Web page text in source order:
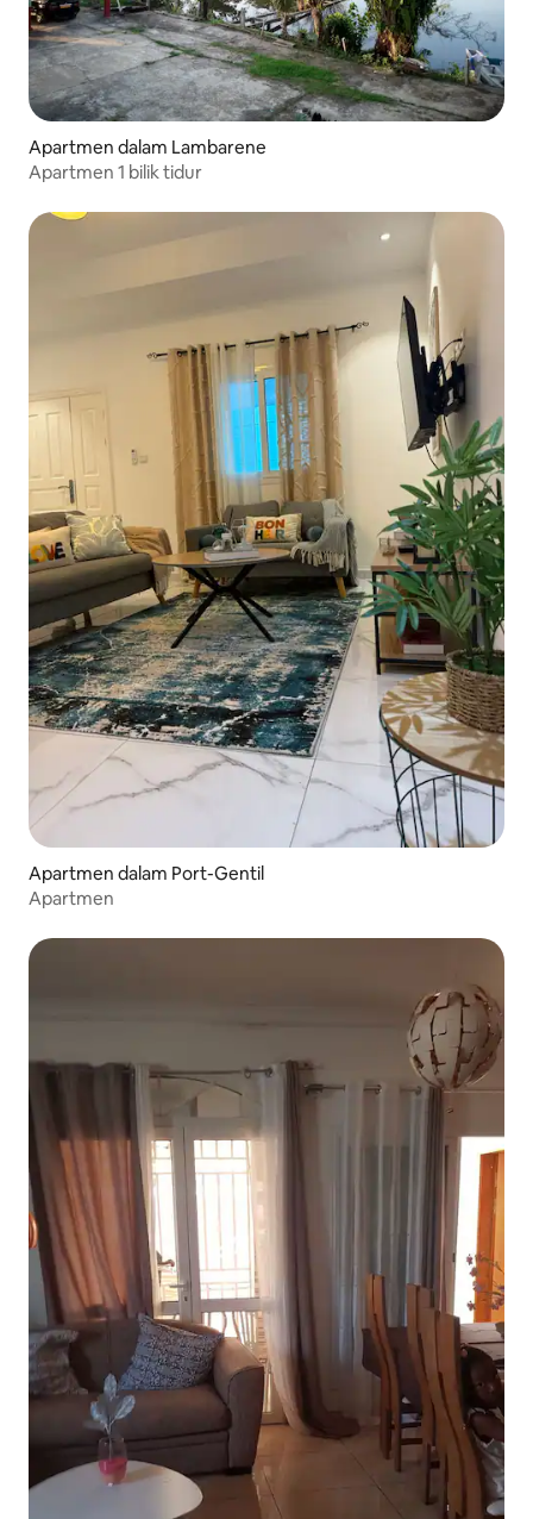
Apartmen dalam Lambarene
Apartmen 1 bilik tidur
Apartmen dalam Port-Gentil
Apartmen